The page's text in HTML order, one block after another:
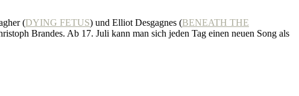
(DYING FETUS) und Elliot Desgagnes (BENEATH THE
Brandes. Ab 17. Juli kann man sich jeden Tag einen neuen Song als